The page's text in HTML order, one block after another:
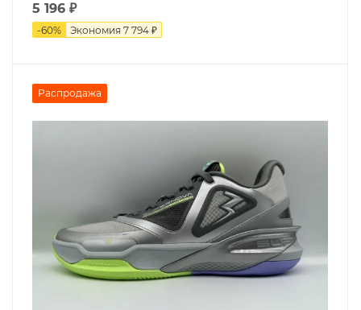
5 196 ₽
-60% Экономия 7 794 ₽
Распродажа